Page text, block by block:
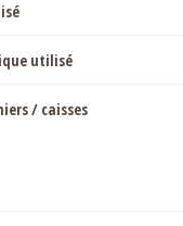
utilisé
/ caisses